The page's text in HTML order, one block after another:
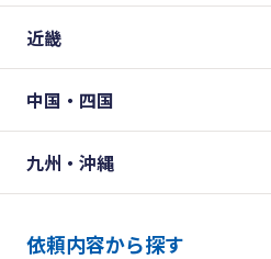
近畿
中国・四国
九州・沖縄
依頼内容から探す